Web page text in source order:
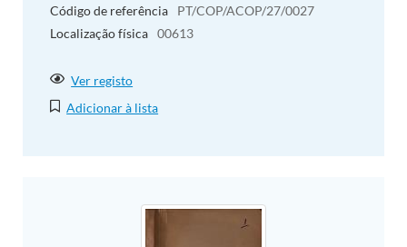
Código de referência
PT/COP/ACOP/27/0027
Localização física 00613
Ver registo
Adicionar à lista